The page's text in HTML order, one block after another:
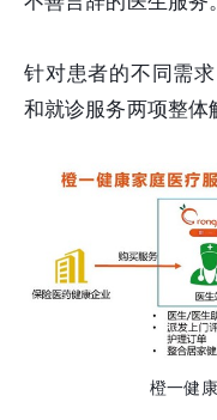
针对患者的不同需
和就诊服务两项整体
橙一健